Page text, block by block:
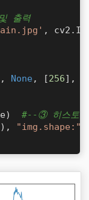
출력
,
None, [256], [
#--③ 히스토
"img.shape:"